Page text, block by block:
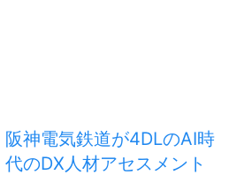
阪神電気鉄道が4DLのAI時
代のDX人材アセスメント